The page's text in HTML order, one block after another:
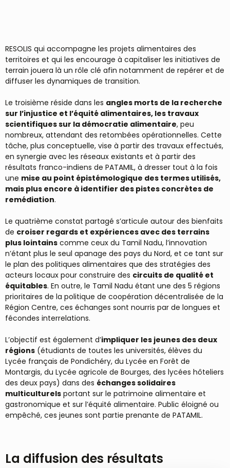
RESOLIS qui accompagne les projets alimentaires des
territoires et qui les encourage à capitaliser les initiatives de
terrain jouera là un rôle clé afin notamment de repérer et de
diffuser les dynamiques de transition.
Le troisième réside dans les angles morts de la recherche
sur l’injustice et l’équité alimentaires, les travaux
scientifiques sur la démocratie alimentaire, peu
nombreux, attendant des retombées opérationnelles. Cette
tâche, plus conceptuelle, vise à partir des travaux effectués,
en synergie avec les réseaux existants et à partir des
résultats franco-indiens de PATAMIL, à dresser tout à la fois
une mise au point épistémologique des termes utilisés,
mais plus encore à identifier des pistes concrètes de
remédiation.
Le quatrième constat partagé s’articule autour des bienfaits
de croiser regards et expériences avec des terrains
plus lointains comme ceux du Tamil Nadu, l’innovation
n’étant plus le seul apanage des pays du Nord, et ce tant sur
le plan des politiques alimentaires que des stratégies des
acteurs locaux pour construire des circuits de qualité et
équitables. En outre, le Tamil Nadu étant une des 5 régions
prioritaires de la politique de coopération décentralisée de la
Région Centre, ces échanges sont nourris par de longues et
fécondes interrelations.
L’objectif est également d’impliquer les jeunes des deux
régions (étudiants de toutes les universités, élèves du
Lycée français de Pondichéry, du Lycée en Forêt de
Montargis, du Lycée agricole de Bourges, des lycées hôteliers
des deux pays) dans des échanges solidaires
multiculturels portant sur le patrimoine alimentaire et
gastronomique et sur l’équité alimentaire. Public éloigné ou
empêché, ces jeunes sont partie prenante de PATAMIL.
La diffusion des résultats